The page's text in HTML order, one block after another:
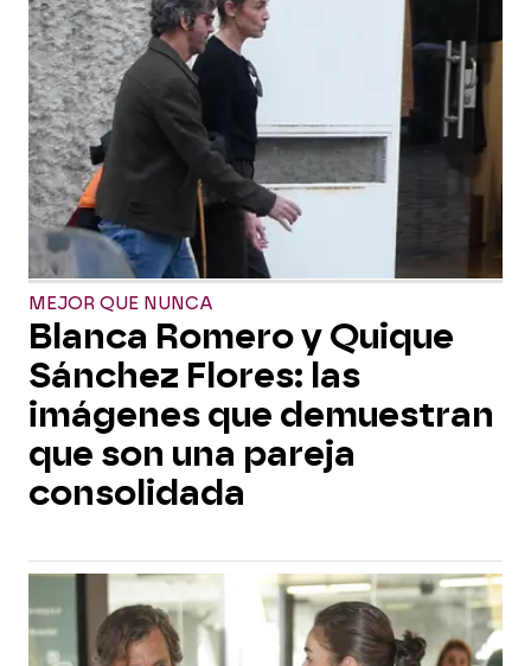
MEJOR QUE NUNCA
Blanca Romero y Quique
Sánchez Flores: las
imágenes que demuestran
que son una pareja
consolidada